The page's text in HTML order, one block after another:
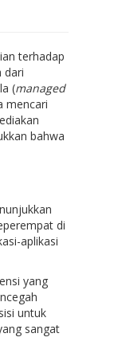
terhadap
dari
(managed
mencari
bahwa
di
aplikasi
yang
untuk
sangat